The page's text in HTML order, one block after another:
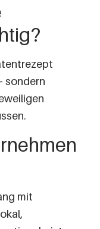
sondern
mit